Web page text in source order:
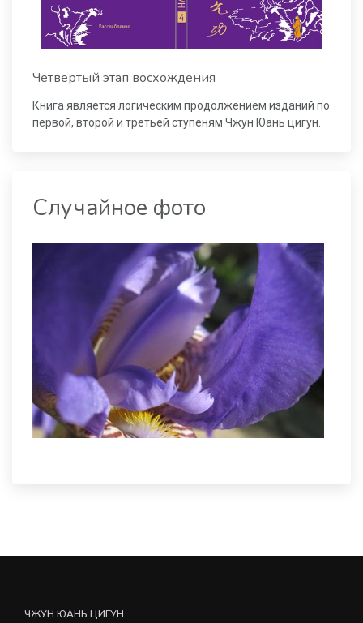
Четвертый этап восхождения
Книга является логическим продолжением изданий по
первой, второй и третьей ступеням Чжун Юань цигун.
Случайное фото
ЧЖУН ЮАНЬ ЦИГУН